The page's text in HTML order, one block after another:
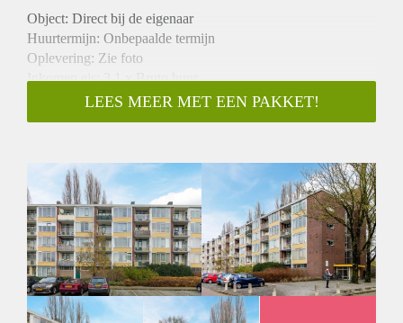
Object: Direct bij de eigenaar
Huurtermijn: Onbepaalde termijn
Oplevering: Zie foto
Inkomen eis: 3,1 x Bruto huur
Garantiestelling mogelijk: Ja
Borg: 1 Maand
Huisdieren toegestaan: Afhankelijk van de Eigenaar
Huurtoeslag grens: Nee
Geschikt voor studenten: Afhankelijk van de Eigenaar
LEES MEER MET EEN PAKKET!